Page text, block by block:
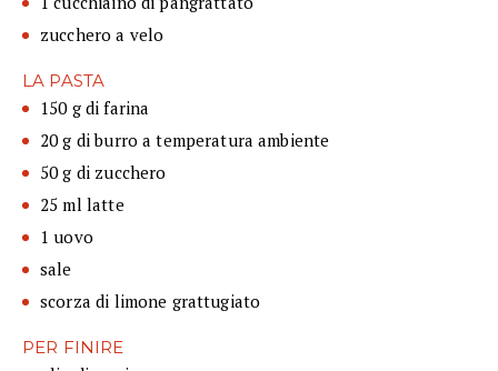
zucchero a velo
LA PASTA
150 g di farina
20 g di burro a temperatura ambiente
50 g di zucchero
25 ml latte
1 uovo
sale
scorza di limone grattugiato
PER FINIRE